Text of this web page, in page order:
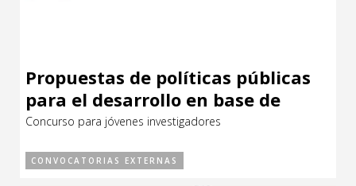
Propuestas de políticas públicas
para el desarrollo en base de
conocimiento aplicado
Concurso para jóvenes investigadores
CONVOCATORIAS EXTERNAS